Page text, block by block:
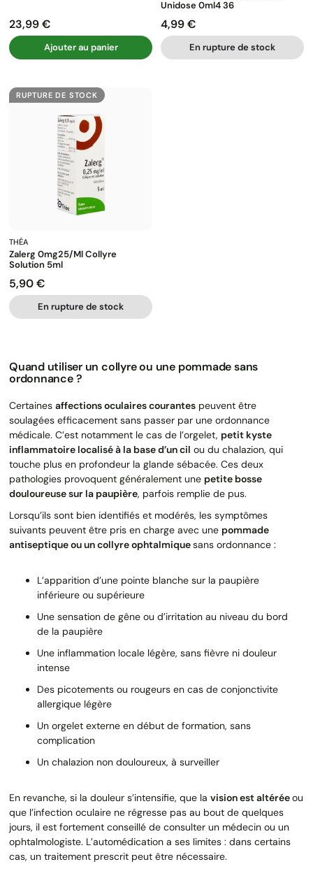
Prix
23,99 €
Ajouter au panier
Unidose 0ml4 36
Prix
4,99 €
En rupture de stock
RUPTURE DE STOCK
THÉA
Zalerg 0mg25/ml Collyre
Solution 5ml
Prix
5,90 €
En rupture de stock
Quand utiliser un collyre ou une pommade sans
ordonnance ?
Certaines affections oculaires courantes peuvent être
soulagées efficacement sans passer par une ordonnance
médicale. C’est notamment le cas de l’orgelet, petit kyste
inflammatoire localisé à la base d’un cil ou du chalazion, qui
touche plus en profondeur la glande sébacée. Ces deux
pathologies provoquent généralement une petite bosse
douloureuse sur la paupière, parfois remplie de pus.
Lorsqu’ils sont bien identifiés et modérés, les symptômes
suivants peuvent être pris en charge avec une pommade
antiseptique ou un collyre ophtalmiquesans ordonnance :
L’apparition d’une pointe blanche sur la paupière
inférieure ou supérieure
Une sensation de gêne ou d’irritation au niveau du bord
de la paupière
Une inflammation locale légère, sans fièvre ni douleur
intense
Des picotements ou rougeurs en cas de conjonctivite
allergique légère
Un orgelet externe en début de formation, sans
complication
Un chalazion non douloureux, à surveiller
En revanche, si la douleur s’intensifie, que la vision est altéréeou
que l’infection oculaire ne régresse pas au bout de quelques
jours, il est fortement conseillé de consulter un médecin ou un
ophtalmologiste. L’automédication a ses limites : dans certains
cas, un traitement prescrit peut être nécessaire.